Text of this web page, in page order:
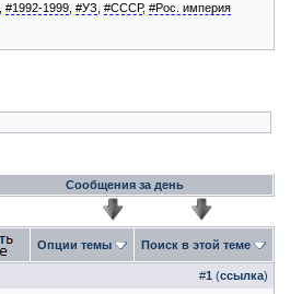
#1992-1999 #УЗ #СССР, #Рос. империя
Сообщения за день
Опции темы Поиск в этой теме
#1 (ссылка)